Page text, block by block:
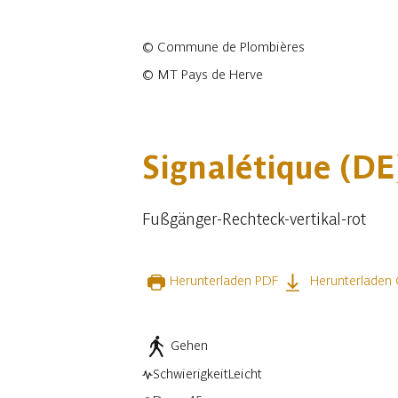
© Commune de Plombières
© MT Pays de Herve
Signalétique
Fußgänger-Rechteck-vertikal-rot
Herunterladen PDF Herunterladen
Gehen
SchwierigkeitLeicht